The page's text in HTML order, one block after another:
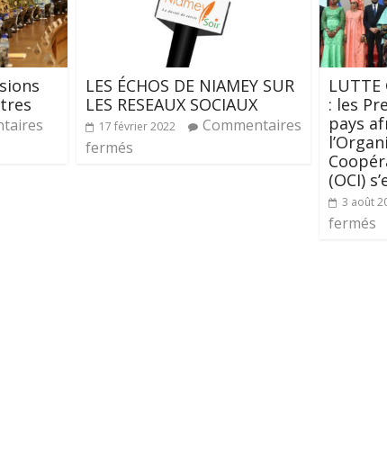
LES ÉCHOS DE NIAMEY SUR
LES RESEAUX SOCIAUX
17 février 2022
Commentaires
fermés
LUTTE
: les
pays
(OCI)
3 août
fermés